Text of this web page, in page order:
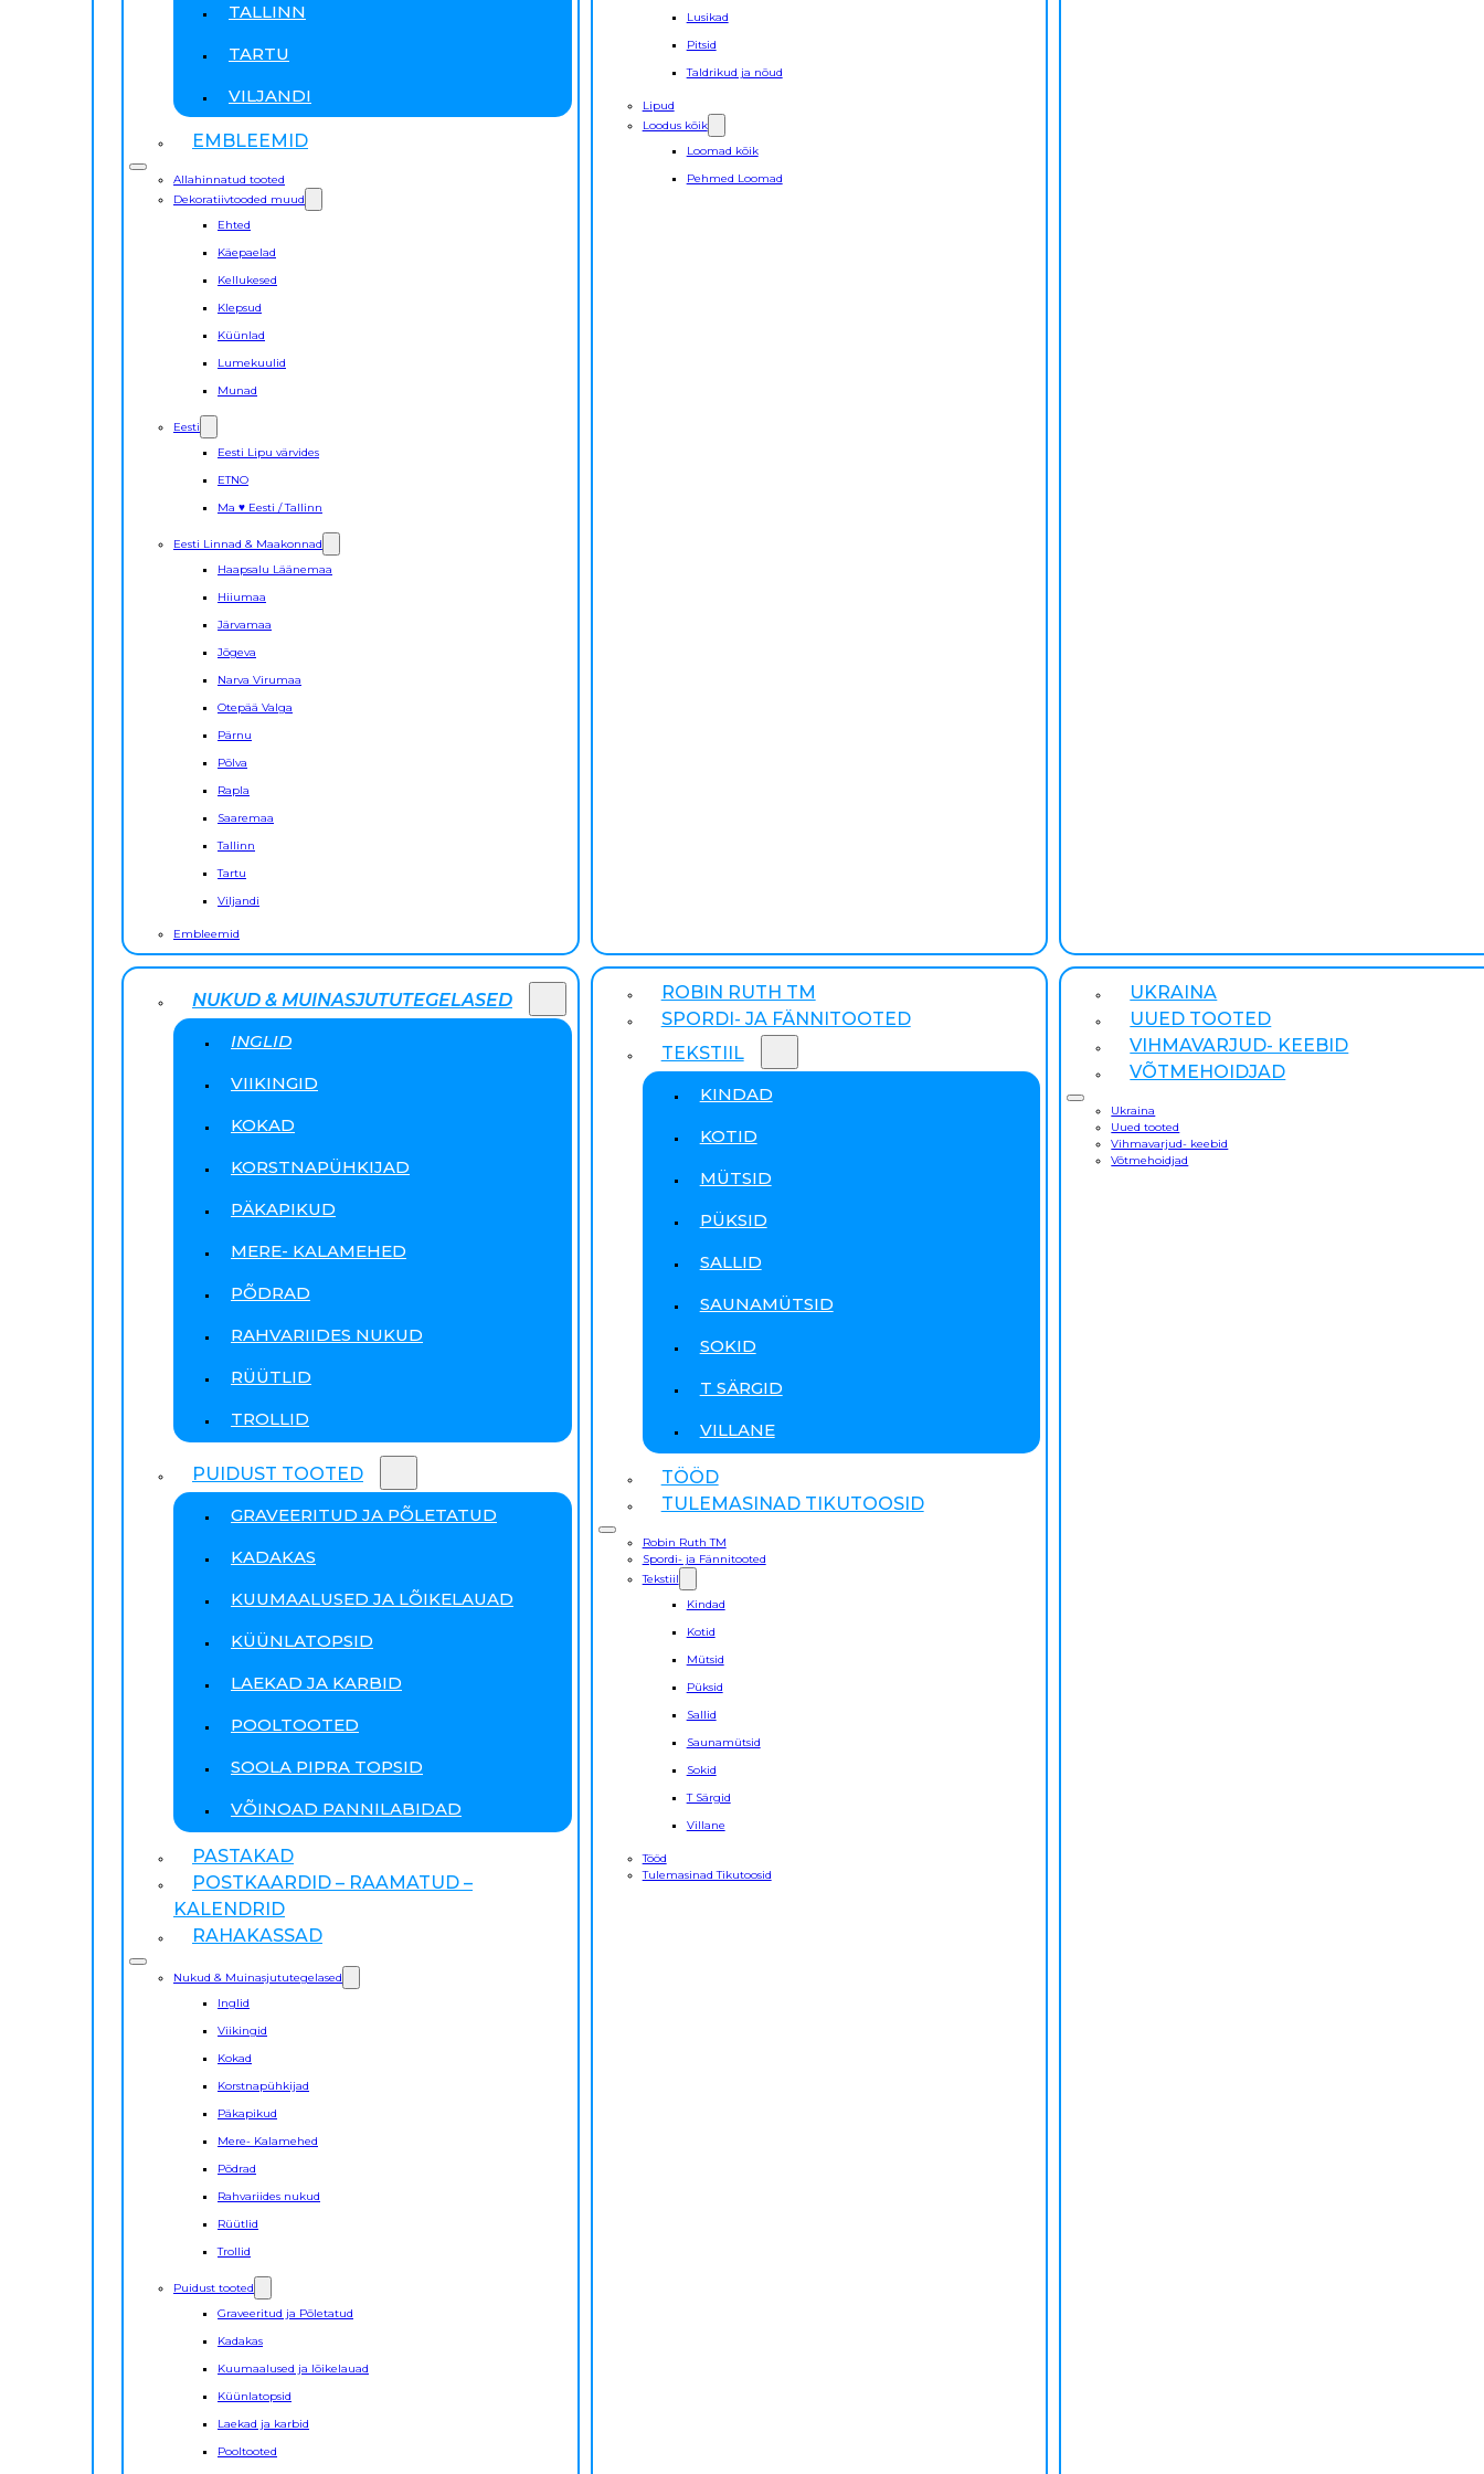
TALLINN
TARTU
VILJANDI
EMBLEEMID
Allahinnatud tooted
Dekoratiivtooded muud
Ehted
Käepaelad
Kellukesed
Klepsud
Küünlad
Lumekuulid
Munad
Eesti
Eesti Lipu värvides
ETNO
Ma ♥ Eesti / Tallinn
Eesti Linnad & Maakonnad
Haapsalu Läänemaa
Hiiumaa
Järvamaa
Jõgeva
Narva Virumaa
Otepää Valga
Pärnu
Põlva
Rapla
Saaremaa
Tallinn
Tartu
Viljandi
Embleemid
Lusikad
Pitsid
Taldrikud ja nõud
Lipud
Loodus kõik
Loomad kõik
Pehmed Loomad
NUKUD & MUINASJUTUTEGELASED
INGLID
VIIKINGID
KOKAD
KORSTNAPÜHKIJAD
PÄKAPIKUD
MERE- KALAMEHED
PÕDRAD
RAHVARIIDES NUKUD
RÜÜTLID
TROLLID
PUIDUST TOOTED
GRAVEERITUD JA PÕLETATUD
KADAKAS
KUUMAALUSED JA LÕIKELAUAD
KÜÜNLATOPSID
LAEKAD JA KARBID
POOLTOOTED
SOOLA PIPRA TOPSID
VÕINOAD PANNILABIDAD
PASTAKAD
POSTKAARDID – RAAMATUD –
KALENDRID
RAHAKASSAD
Nukud & Muinasjututegelased
Inglid
Viikingid
Kokad
Korstnapühkijad
Päkapikud
Mere- Kalamehed
Põdrad
Rahvariides nukud
Rüütlid
Trollid
Puidust tooted
Graveeritud ja Põletatud
Kadakas
Kuumaalused ja lõikelauad
Küünlatopsid
Laekad ja karbid
Pooltooted
ROBIN RUTH TM
SPORDI- JA FÄNNITOOTED
TEKSTIIL
KINDAD
KOTID
MÜTSID
PÜKSID
SALLID
SAUNAMÜTSID
SOKID
T SÄRGID
VILLANE
TÖÖD
TULEMASINAD TIKUTOOSID
Robin Ruth TM
Spordi- ja Fännitooted
Tekstiil
Kindad
Kotid
Mütsid
Püksid
Sallid
Saunamütsid
Sokid
T Särgid
Villane
Tööd
Tulemasinad Tikutoosid
UKRAINA
UUED TOOTED
VIHMAVARJUD- KEEBID
VÕTMEHOIDJAD
Ukraina
Uued tooted
Vihmavarjud- keebid
Võtmehoidjad